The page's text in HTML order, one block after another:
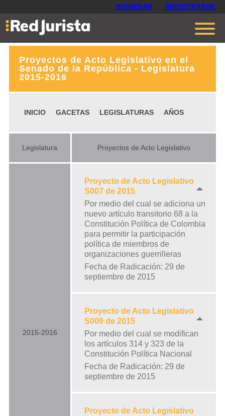
INGRESAR REGISTRARSE
Contáctanos
Ventajas
Cómo funciona
Planes
Proyectos de Acto Legislativo en el
Senado de la República - Legislatura
2015-2016
INICIO GACETAS LEGISLATURAS AÑOS
Legislatura Proyectos de Acto Legislativo
2015-2016
Proyecto de Acto Legislativo
S007 de 2015
Por medio del cual se adiciona un
nuevo artículo transitorio 68 a la
Constitución Política de Colombia
para permitir la participación
política de miembros de
organizaciones guerrilleras
Fecha de Radicación: 29 de
septiembre de 2015
Proyecto de Acto Legislativo
S009 de 2015
Por medio del cual se modifican
los artículos 314 y 323 de la
Constitución Política Nacional
Fecha de Radicación: 29 de
septiembre de 2015
Proyecto de Acto Legislativo